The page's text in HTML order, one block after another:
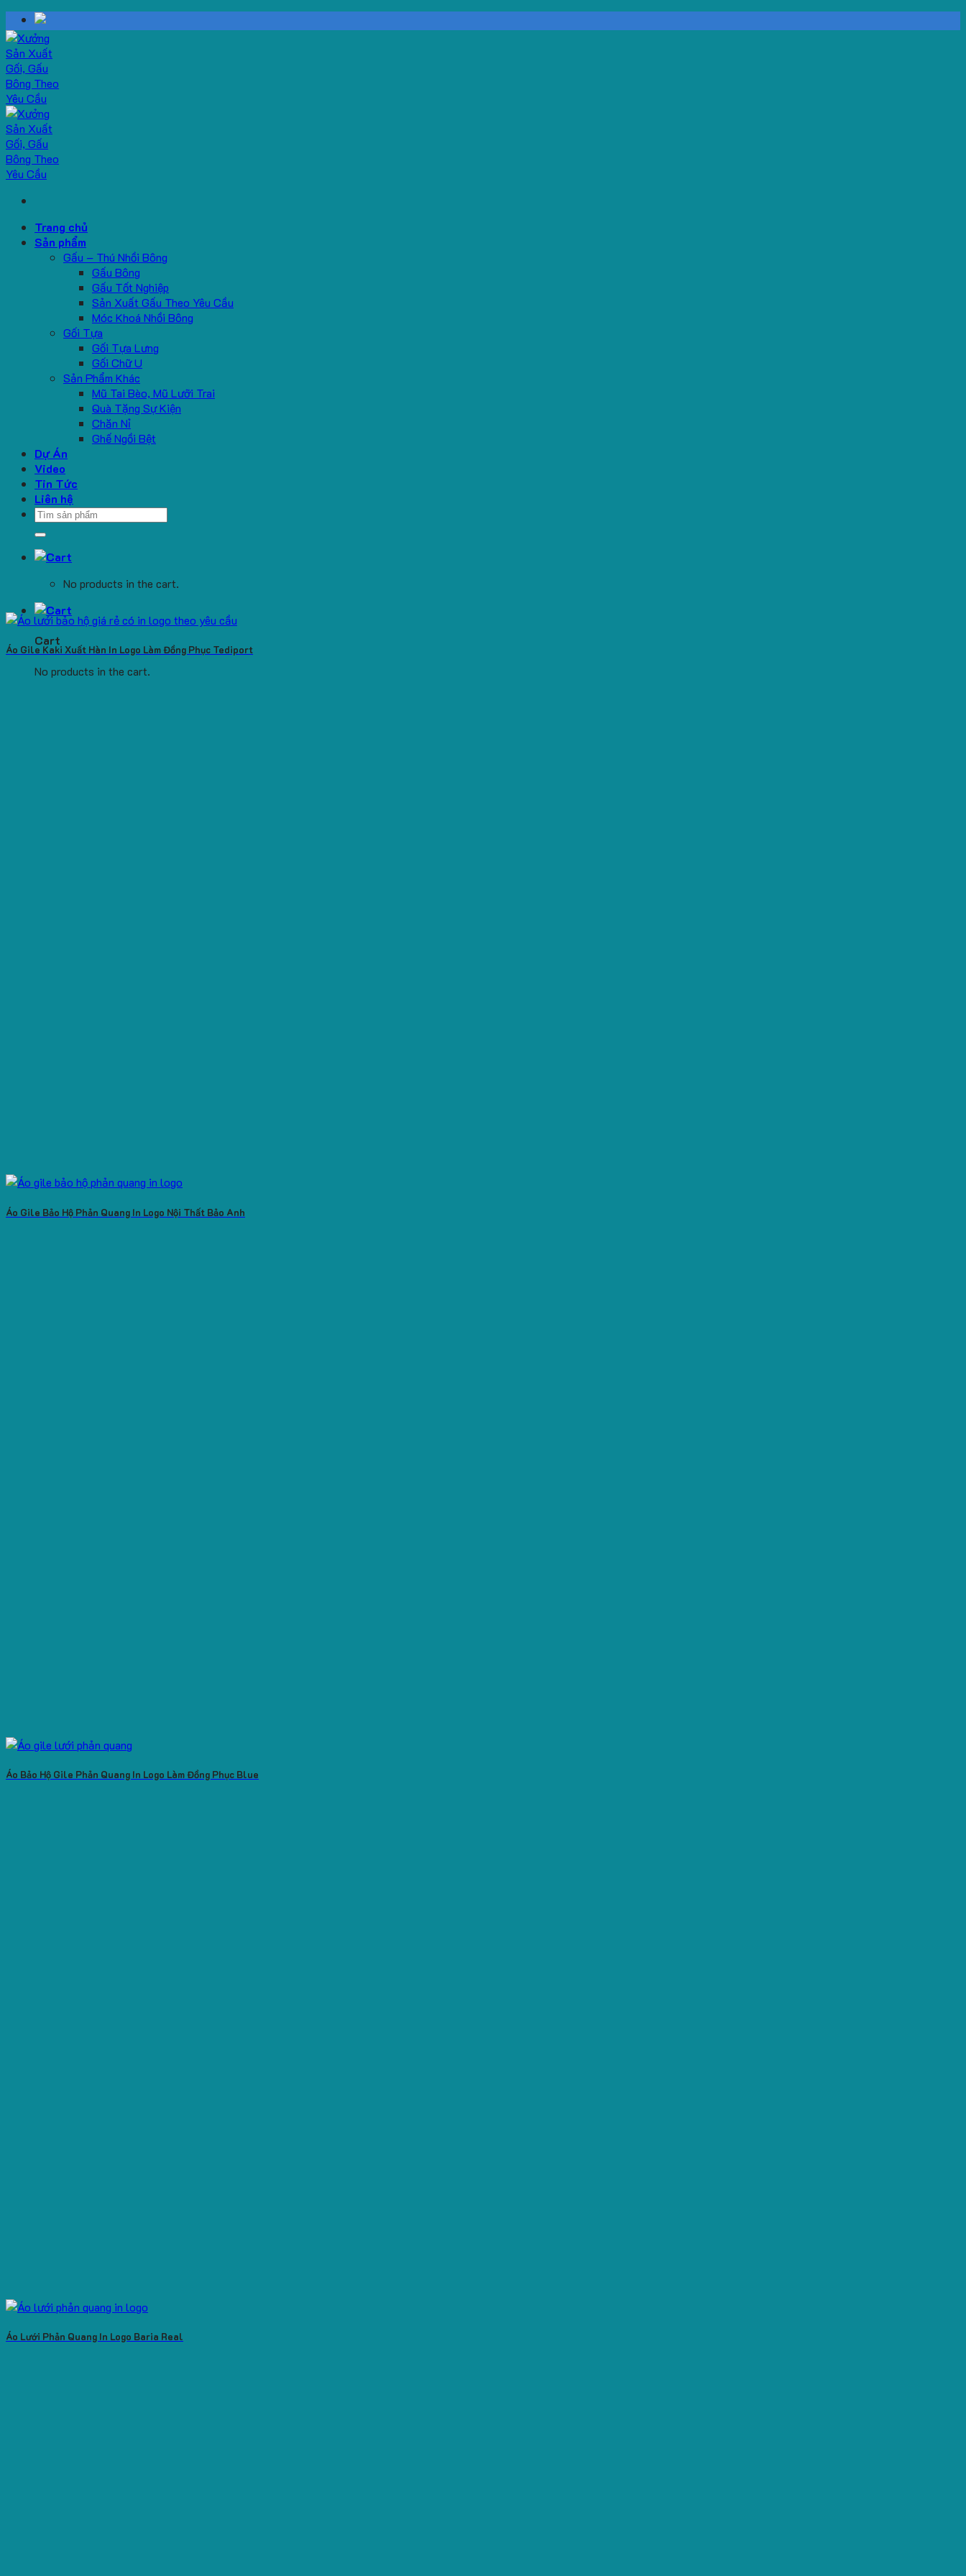
Skip
to
content
Trang chủ
Sản phẩm
Gấu – Thú Nhồi Bông
Gấu Bông
Gấu Tốt Nghiệp
Sản Xuất Gấu Theo Yêu Cầu
Móc Khoá Nhồi Bông
Gối Tựa
Gối Tựa Lưng
Gối Chữ U
Sản Phẩm Khác
Mũ Tai Bèo, Mũ Lưỡi Trai
Quà Tặng Sự Kiện
Chăn Nỉ
Ghế Ngồi Bệt
Dự Án
Video
Tin Tức
Liên hệ
Search
No products in the cart.
Cart
No products in the cart.
Áo Gile Kaki Xuất Hàn In Logo Làm Đồng Phục Tediport
Áo Gile Bảo Hộ Phản Quang In Logo Nội Thất Bảo Anh
Áo Bảo Hộ Gile Phản Quang In Logo Làm Đồng Phục Blue
Áo Lưới Phản Quang In Logo Baria Real